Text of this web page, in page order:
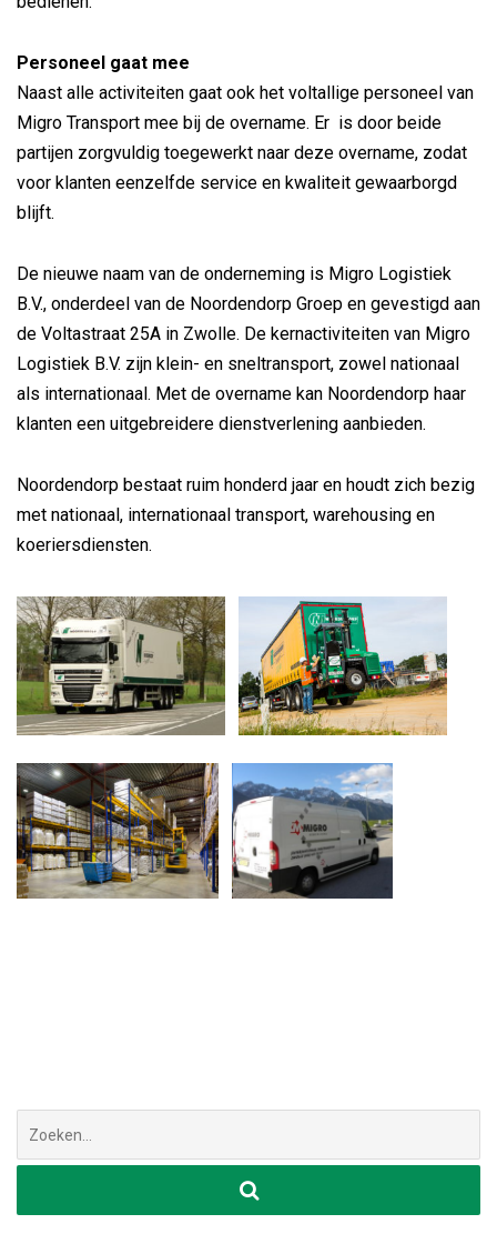
Personeel gaat mee
Naast alle activiteiten gaat ook het voltallige personeel van
Migro Transport mee bij de overname. Er is door beide
partijen zorgvuldig toegewerkt naar deze overname, zodat
voor klanten eenzelfde service en kwaliteit gewaarborgd
blijft.
De nieuwe naam van de onderneming is Migro Logistiek
B.V., onderdeel van de Noordendorp Groep en gevestigd aan
de Voltastraat 25A in Zwolle. De kernactiviteiten van Migro
Logistiek B.V. zijn klein- en sneltransport, zowel nationaal
als internationaal. Met de overname kan Noordendorp haar
klanten een uitgebreidere dienstverlening aanbieden.
Noordendorp bestaat ruim honderd jaar en houdt zich bezig
met nationaal, internationaal transport, warehousing en
koeriersdiensten.
naar: